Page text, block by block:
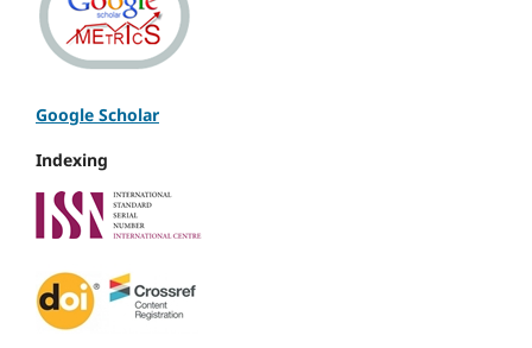
Google Scholar
Indexing